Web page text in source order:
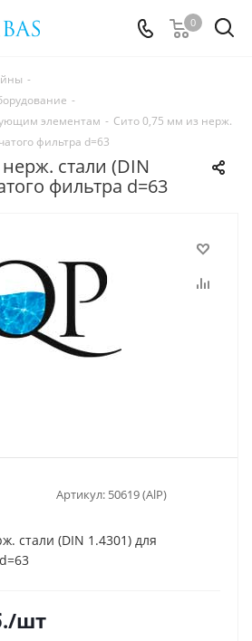
0
-
-
элементам - Сито 0,75 мм из нерж.
фильтра d=63
стали (DIN
фильтра d=63
Артикул: 50619 (AlP)
стали (DIN 1.4301) для
/шт